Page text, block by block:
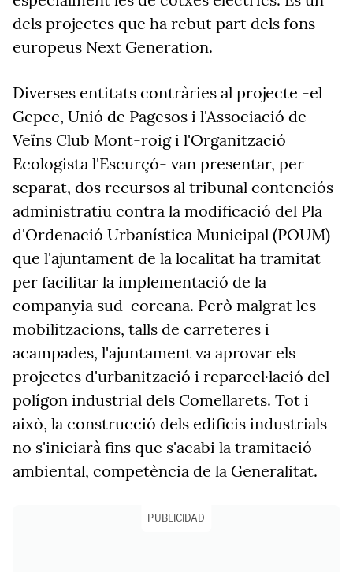
dels projectes que ha rebut part dels fons
europeus Next Generation.
Diverses entitats contràries al projecte -el
Gepec, Unió de Pagesos i l'Associació de
Veïns Club Mont-roig i l'Organització
Ecologista l'Escurçó- van presentar, per
separat, dos recursos al tribunal contenciós
administratiu contra la modificació del Pla
d'Ordenació Urbanística Municipal (POUM)
que l'ajuntament de la localitat ha tramitat
per facilitar la implementació de la
companyia sud-coreana. Però malgrat les
mobilitzacions, talls de carreteres i
acampades, l'ajuntament va aprovar els
projectes d'urbanització i reparcel·lació del
polígon industrial dels Comellarets. Tot i
això, la construcció dels edificis industrials
no s'iniciarà fins que s'acabi la tramitació
ambiental, competència de la Generalitat.
PUBLICIDAD